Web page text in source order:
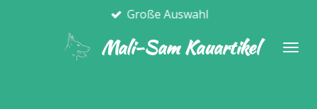
Mali-Sam Kauartikel
Große Auswahl